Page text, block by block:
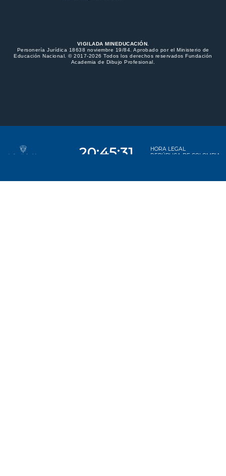
VIGILADA MINEDUCACIÓN.
Personería Jurídica 18638 noviembre 19/84. Aprobado por el Ministerio de
Educación Nacional. © 2017-2026 Todos los derechos reservados Fundación
Academia de Dibujo Profesional.